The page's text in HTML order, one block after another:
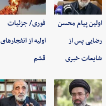
اولین پیام محسن
رضایی پس از
شایعات خبری
فوری/ جزئیات
اولیه از انفجارهای
قشم